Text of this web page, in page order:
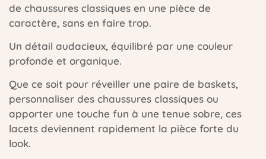
de chaussures classiques en une pièce de
caractère, sans en faire trop.
Un détail audacieux, équilibré par une couleur
profonde et organique.
Que ce soit pour réveiller une paire de baskets,
personnaliser des chaussures classiques ou
apporter une touche fun à une tenue sobre, ces
lacets deviennent rapidement la pièce forte du
look.